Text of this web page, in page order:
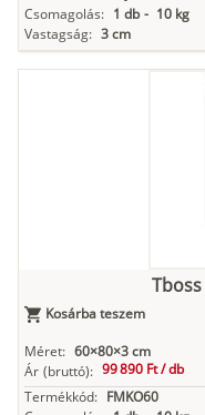
Csomagolás: 1 db - 10 kg
Vastagság: 3 cm
Kosárba teszem
Méret: 60×80×3 cm
Ár (bruttó): 99 890 Ft /db
Termékkód: FMKO60